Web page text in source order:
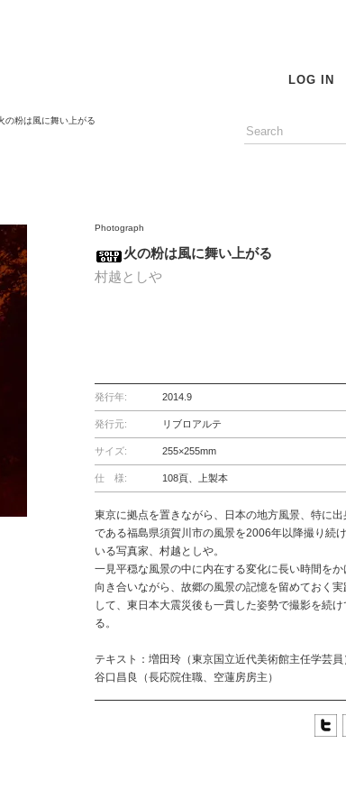
LOG IN
粉は風に舞い上がる
Photograph
火の粉は風に舞い上がる
村越としや
発行年: 2014.9
発行元: リブロアルテ
サイズ: 255×255mm
仕 様: 108頁、上製本
東京に拠点を置きながら、日本の地方風景、特に出
である福島県須賀川市の風景を2006年以降撮り続
いる写真家、村越としや。
一見平穏な風景の中に内在する変化に長い時間をか
向き合いながら、故郷の風景の記憶を留めておく実
して、東日本大震災後も一貫した姿勢で撮影を続け
る。
テキスト：増田玲（東京国立近代美術館主任学芸員
谷口昌良（長応院住職、空蓮房房主）